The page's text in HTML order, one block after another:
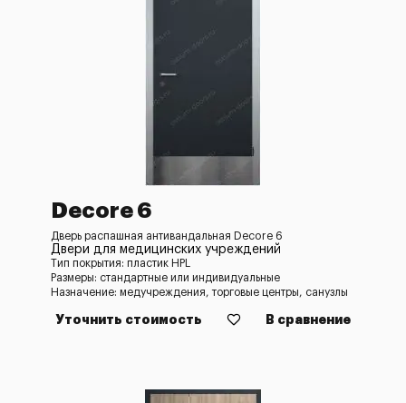
Decore 6
Дверь распашная антивандальная Decore 6
Двери для медицинских учреждений
Тип покрытия: пластик HPL
Размеры: стандартные или индивидуальные
Назначение: медучреждения, торговые центры, санузлы
Уточнить стоимость В сравнение